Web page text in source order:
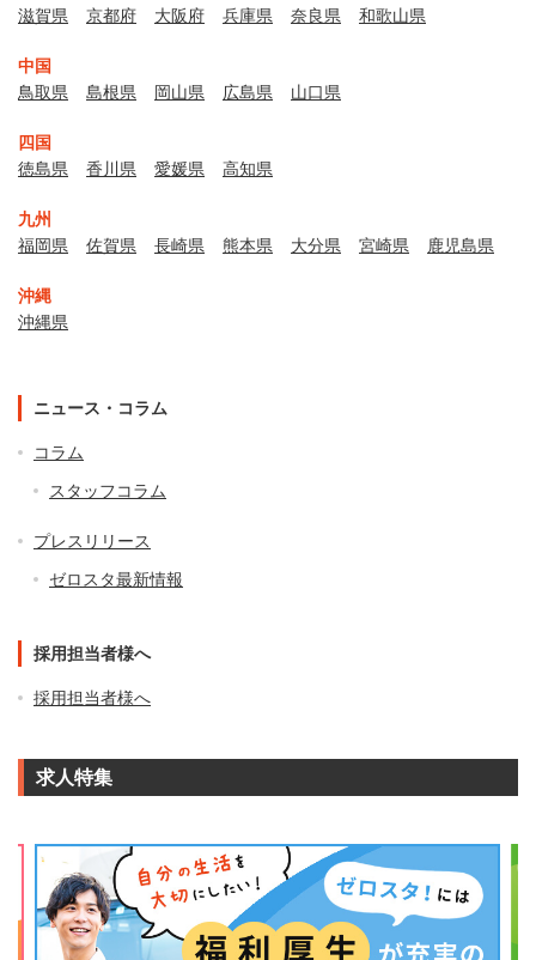
滋賀県
京都府 大阪府 兵庫県 奈良県 和歌山県
中国
鳥取県
島根県 岡山県 広島県 山口県
四国
徳島県
香川県 愛媛県 高知県
九州
福岡県
佐賀県 長崎県 熊本県 大分県 宮崎県 鹿児島県
沖縄
沖縄県
ニュース・コラム
コラム
スタッフコラム
プレスリリース
ゼロスタ最新情報
採用担当者様へ
採用担当者様へ
求人特集